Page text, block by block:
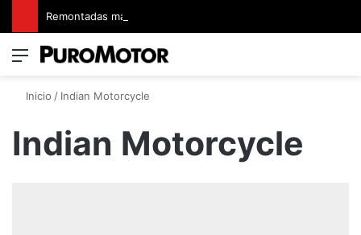
Menú
Inicio / Indian Motorcycle
Indian Motorcycle